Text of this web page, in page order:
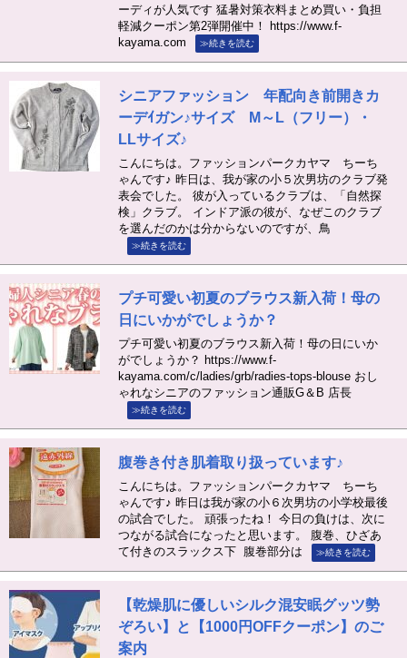
ーディが人気です 猛暑対策衣料まとめ買い・負担
軽減クーポン第2弾開催中！ https://www.f-
kayama.com
≫続きを読む
シニアファッション 年配向き前開きカ
ーデｲガン♪サイズ M～L（フリー）・
LLサイズ♪
こんにちは。ファッションパークカヤマ ちーち
ゃんです♪ 昨日は、我が家の小５次男坊のクラブ発
表会でした。 彼が入っているクラブは、「自然探
検」クラブ。 インドア派の彼が、なぜこのクラブ
を選んだのかは分からないのですが、鳥
≫続きを読む
プチ可愛い初夏のブラウス新入荷！母の
日にいかがでしょうか？
プチ可愛い初夏のブラウス新入荷！母の日にいか
がでしょうか？ https://www.f-
kayama.com/c/ladies/grb/radies-tops-blouse おし
ゃれなシニアのファッション通販G＆B 店長
≫続きを読む
腹巻き付き肌着取り扱っています♪
こんにちは。ファッションパークカヤマ ちーち
ゃんです♪ 昨日は我が家の小６次男坊の小学校最後
の試合でした。 頑張ったね！ 今日の負けは、次に
つながる試合になったと思います。 腹巻、ひざあ
て付きのスラックス下 腹巻部分は
≫続きを読む
【乾燥肌に優しいシルク混安眠グッツ勢
ぞろい】と【1000円OFFクーポン】のご
案内